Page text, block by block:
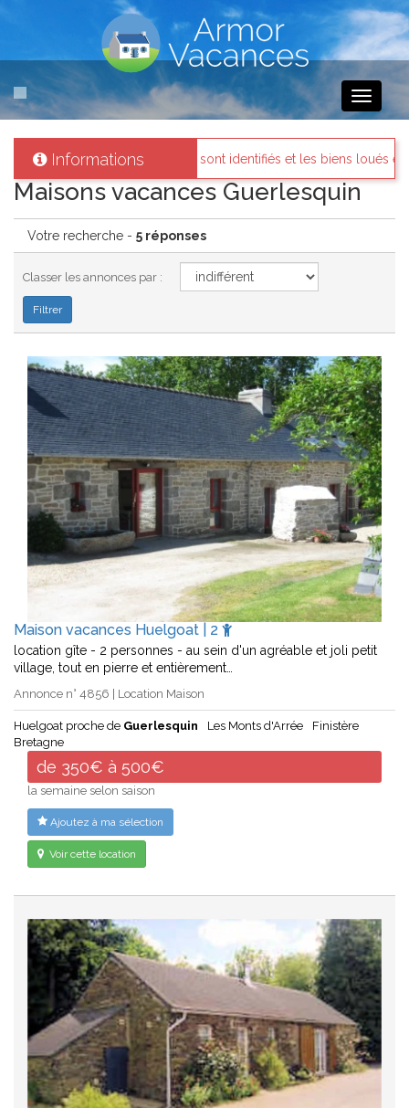
Toggle
Informations
sont identifiés et les biens loués existent réellement.
Maisons vacances Guerlesquin
Votre recherche - 5 réponses
Classer les annonces par :
Maison vacances Huelgoat | 2
location gîte - 2 personnes - au sein d'un agréable et joli petit
village, tout en pierre et entièrement…
Annonce n° 4856 | Location Maison
Huelgoat proche de Guerlesquin Les Monts d'Arrée
Finistère
Bretagne
de 350€ à 500€
la semaine selon saison
Ajoutez à ma sélection
Voir cette location